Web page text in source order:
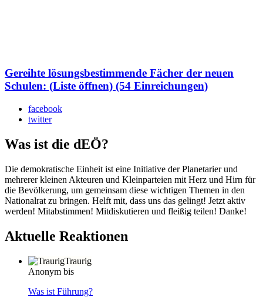
Gereihte lösungsbestimmende Fächer der neuen
Schulen: (Liste öffnen) (54 Einreichungen)
facebook
twitter
Was ist die dEÖ?
Die demokratische Einheit ist eine Initiative der Planetarier und
mehrerer kleinen Akteuren und Kleinparteien mit Herz und Hirn für
die Bevölkerung, um gemeinsam diese wichtigen Themen in den
Nationalrat zu bringen. Helft mit, dass uns das gelingt! Jetzt aktiv
werden! Mitabstimmen! Mitdiskutieren und fleißig teilen! Danke!
Aktuelle Reaktionen
Traurig
Anonym bis
Was ist Führung?